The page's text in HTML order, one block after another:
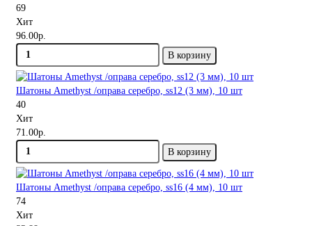
69
Хит
96.00р.
В корзину
Шатоны Amethyst /оправа серебро, ss12 (3 мм), 10 шт
40
Хит
71.00р.
В корзину
Шатоны Amethyst /оправа серебро, ss16 (4 мм), 10 шт
74
Хит